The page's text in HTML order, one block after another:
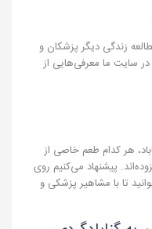
زندگی دیگر پزشکان و
سایت ما معرفی‌هایی از
هر کدام طعم خاصی از
پیشنهاد می‌کنیم روی
تا با مشاهیر پزشکی و